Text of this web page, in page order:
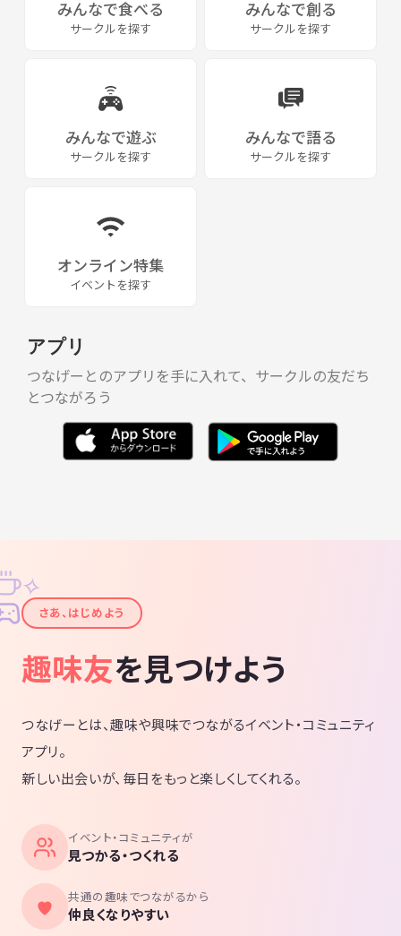
みんなで食べる
サークルを探す
みんなで創る
サークルを探す
みんなで遊ぶ
サークルを探す
みんなで語る
サークルを探す
オンライン特集
イベントを探す
アプリ
つなげーとのアプリを手に入れて、サークルの友だち
とつながろう
✦
✧
さあ、はじめよう
趣味友を見つけよう
つなげーとは、趣味や興味でつながるイベント・コミュニティ
アプリ。
新しい出会いが、毎日をもっと楽しくしてくれる。
イベント・コミュニティが
見つかる・つくれる
共通の趣味でつながるから
仲良くなりやすい